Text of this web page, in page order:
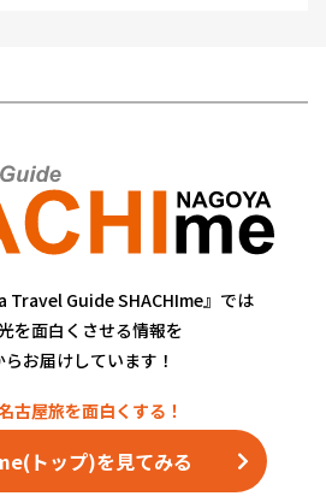
Travel Guide SHACHIme』では
を面白くさせる情報を
お届けしています！
トップ)を見てみる